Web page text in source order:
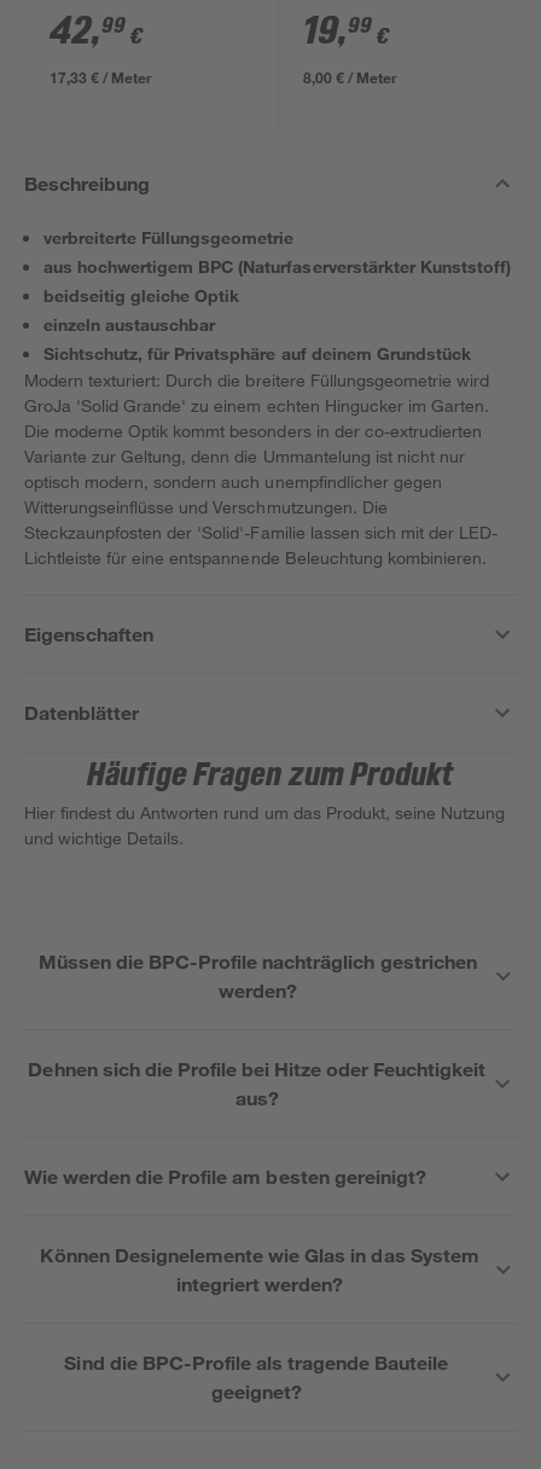
x 11 x 248 cm grau
42,99 €
17,33 € / Meter
anthrazit 2500 x 60 x
30 mm
19,99 €
8,00 € / Meter
Beschreibung
verbreiterte Füllungsgeometrie
aus hochwertigem BPC (Naturfaserverstärkter Kunststoff)
beidseitig gleiche Optik
einzeln austauschbar
Sichtschutz, für Privatsphäre auf deinem Grundstück
Modern texturiert: Durch die breitere Füllungsgeometrie wird
GroJa 'Solid Grande' zu einem echten Hingucker im Garten.
Die moderne Optik kommt besonders in der co-extrudierten
Variante zur Geltung, denn die Ummantelung ist nicht nur
optisch modern, sondern auch unempfindlicher gegen
Witterungseinflüsse und Verschmutzungen. Die
Steckzaunpfosten der 'Solid'-Familie lassen sich mit der LED-
Lichtleiste für eine entspannende Beleuchtung kombinieren.
Eigenschaften
Datenblätter
Häufige Fragen zum Produkt
Hier findest du Antworten rund um das Produkt, seine Nutzung
und wichtige Details.
Müssen die BPC-Profile nachträglich gestrichen
werden?
Dehnen sich die Profile bei Hitze oder Feuchtigkeit
aus?
Wie werden die Profile am besten gereinigt?
Können Designelemente wie Glas in das System
integriert werden?
Sind die BPC-Profile als tragende Bauteile
geeignet?